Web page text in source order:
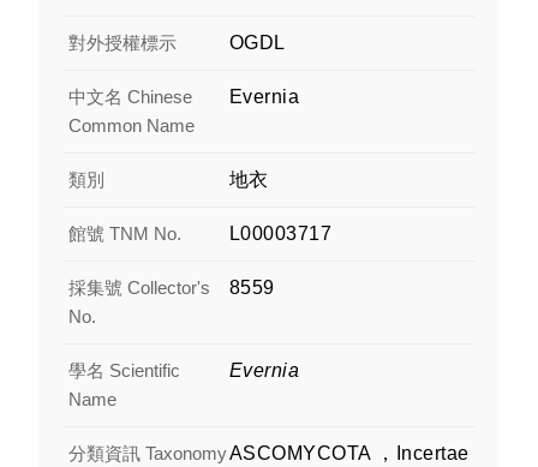
對外授權標示 OGDL
中文名 Chinese
Common Name
Evernia
類別 地衣
館號 TNM No. L00003717
採集號 Collector's
No.
8559
學名 Scientific
Name
Evernia
分類資訊 TaxonomyASCOMYCOTA ，Incertae